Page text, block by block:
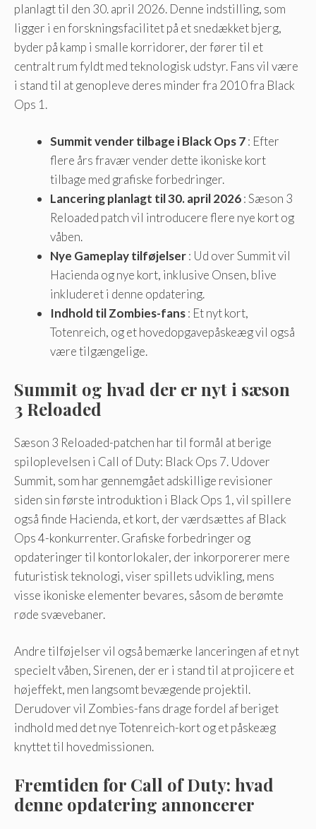
planlagt til den 30. april 2026. Denne indstilling, som
ligger i en forskningsfacilitet på et snedækket bjerg,
byder på kamp i smalle korridorer, der fører til et
centralt rum fyldt med teknologisk udstyr. Fans vil være
i stand til at genopleve deres minder fra 2010 fra Black
Ops 1.
Summit vender tilbage i Black Ops 7: Efter
flere års fravær vender dette ikoniske kort
tilbage med grafiske forbedringer.
Lancering planlagt til 30. april 2026: Sæson 3
Reloaded patch vil introducere flere nye kort og
våben.
Nye Gameplay tilføjelser: Ud over Summit vil
Hacienda og nye kort, inklusive Onsen, blive
inkluderet i denne opdatering.
Indhold til Zombies-fans: Et nyt kort,
Totenreich, og et hovedopgavepåskeæg vil også
være tilgængelige.
Summit og hvad der er nyt i sæson
3 Reloaded
Sæson 3 Reloaded-patchen har til formål at berige
spiloplevelsen i Call of Duty: Black Ops 7. Udover
Summit, som har gennemgået adskillige revisioner
siden sin første introduktion i Black Ops 1, vil spillere
også finde Hacienda, et kort, der værdsættes af Black
Ops 4-konkurrenter. Grafiske forbedringer og
opdateringer til kontorlokaler, der inkorporerer mere
futuristisk teknologi, viser spillets udvikling, mens
visse ikoniske elementer bevares, såsom de berømte
røde svævebaner.
Andre tilføjelser vil også bemærke lanceringen af ​​et nyt
specielt våben, Sirenen, der er i stand til at projicere et
højeffekt, men langsomt bevægende projektil.
Derudover vil Zombies-fans drage fordel af beriget
indhold med det nye Totenreich-kort og et påskeæg
knyttet til hovedmissionen.
Fremtiden for Call of Duty: hvad
denne opdatering annoncerer